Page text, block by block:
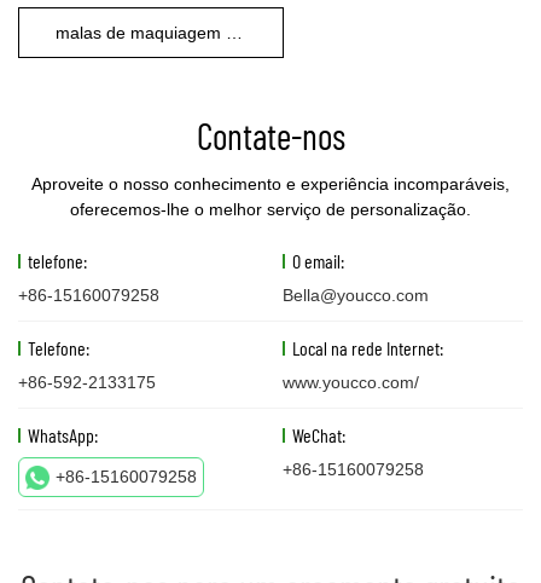
Contate-nos
Aproveite o nosso conhecimento e experiência incomparáveis,
oferecemos-lhe o melhor serviço de personalização.
telefone:
+86-15160079258
O email:
Bella@youcco.com
Telefone:
+86-592-2133175
Local na rede Internet:
www.youcco.com/
WhatsApp:
+86-15160079258
WeChat:
+86-15160079258